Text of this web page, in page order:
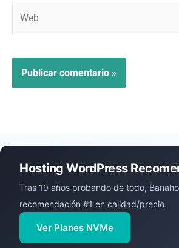
Hosting WordPress
Tras 19 años probando de todo,
recomendación #1 en calidad/precio.
Ver Planes NVMe